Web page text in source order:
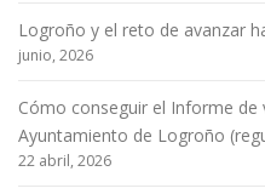
Logroño y el reto de avanzar
junio, 2026
Cómo conseguir el Informe de
Ayuntamiento de Logroño
22 abril, 2026